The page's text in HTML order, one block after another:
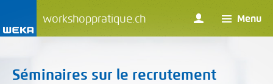
workshoppratique.ch Menu
Séminaires sur le recrutement